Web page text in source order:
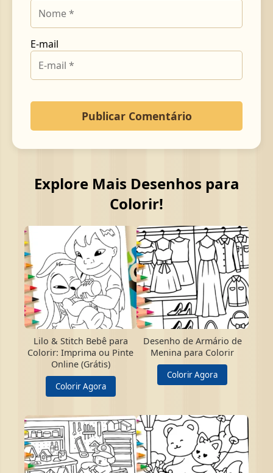
E-mail
Explore Mais Desenhos para
Colorir!
Lilo & Stitch Bebê para
Colorir: Imprima ou Pinte
Online (Grátis)
Colorir Agora
Desenho de Armário de
Menina para Colorir
Colorir Agora